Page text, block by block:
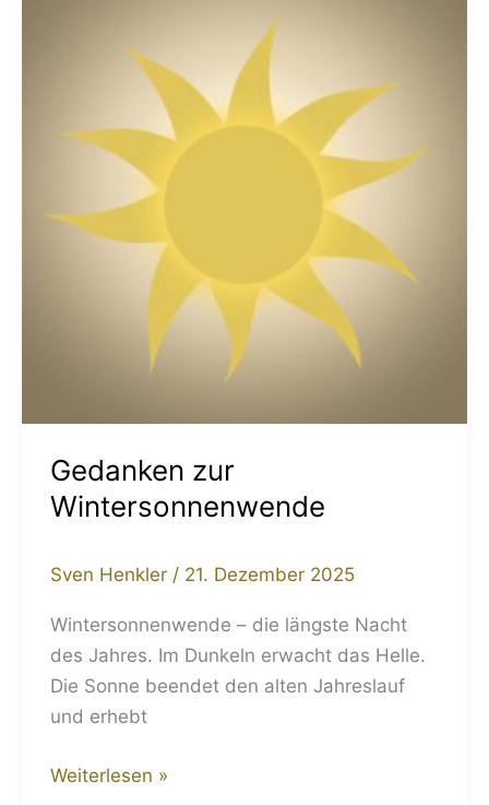
Gedanken zur
Wintersonnenwende
Sven Henkler / 21. Dezember 2025
Wintersonnenwende – die längste Nacht
des Jahres. Im Dunkeln erwacht das Helle.
Die Sonne beendet den alten Jahreslauf
und erhebt
Wintersonnenwende
Weiterlesen »